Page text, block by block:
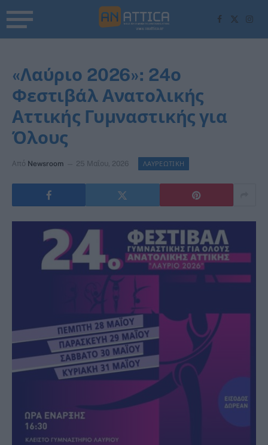
Facebook
X
(Twitter)
«Λαύριο 2026»: 24ο
Φεστιβάλ Ανατολικής
Αττικής Γυμναστικής για
Όλους
Από Newsroom 25 Μαΐου, 2026 ΛΑΥΡΕΩΤΙΚΗ